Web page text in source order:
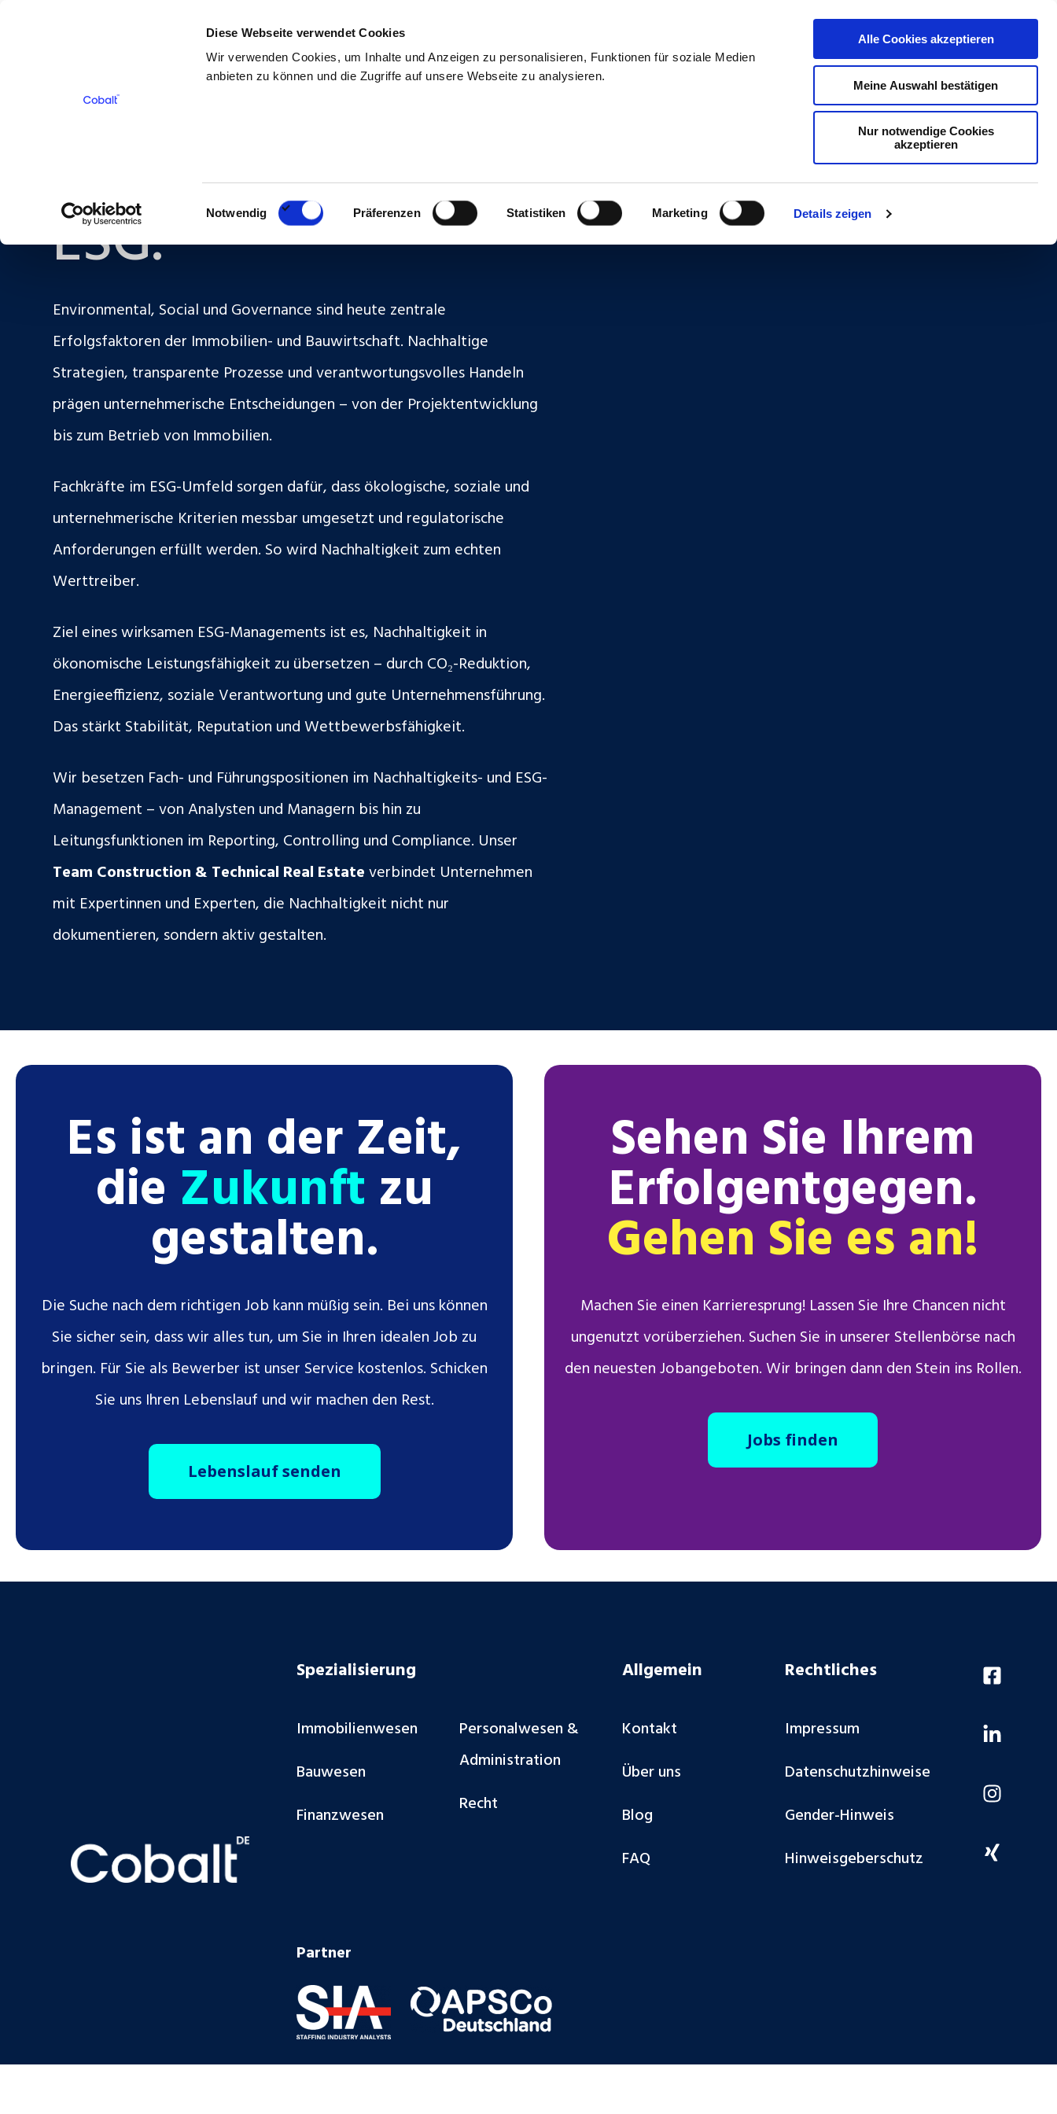
Diese Webseite verwendet Cookies
Wir verwenden Cookies, um Inhalte und Anzeigen zu personalisieren, Funktionen für soziale Medien
anbieten zu können und die Zugriffe auf unsere Webseite zu analysieren.
Einwilligungsauswahl
Notwendig Präferenzen Statistiken Marketing Details zeigen
Alle Cookies akzeptieren
Meine Auswahl bestätigen
Nur notwendige Cookies
akzeptieren
Für Bewerber Für Kunden Über uns Blog & Presse DE Initiativ bewerben
ESG.
Environmental, Social und Governance sind heute zentrale
Erfolgsfaktoren der Immobilien- und Bauwirtschaft. Nachhaltige
Strategien, transparente Prozesse und verantwortungsvolles Handeln
prägen unternehmerische Entscheidungen – von der Projektentwicklung
bis zum Betrieb von Immobilien.
Fachkräfte im ESG-Umfeld sorgen dafür, dass ökologische, soziale und
unternehmerische Kriterien messbar umgesetzt und regulatorische
Anforderungen erfüllt werden. So wird Nachhaltigkeit zum echten
Werttreiber.
Ziel eines wirksamen ESG-Managements ist es, Nachhaltigkeit in
ökonomische Leistungsfähigkeit zu übersetzen – durch CO₂-Reduktion,
Energieeffizienz, soziale Verantwortung und gute Unternehmensführung.
Das stärkt Stabilität, Reputation und Wettbewerbsfähigkeit.
Wir besetzen Fach- und Führungspositionen im Nachhaltigkeits- und ESG-
Management – von Analysten und Managern bis hin zu
Leitungsfunktionen im Reporting, Controlling und Compliance. Unser
Team Construction & Technical Real Estateverbindet Unternehmen
mit Expertinnen und Experten, die Nachhaltigkeit nicht nur
dokumentieren, sondern aktiv gestalten.
Es ist an der Zeit,
die Zukunft zu
gestalten.
Die Suche nach dem richtigen Job kann müßig sein. Bei uns können
Sie sicher sein, dass wir alles tun, um Sie in Ihren idealen Job zu
bringen. Für Sie als Bewerber ist unser Service kostenlos. Schicken
Sie uns Ihren Lebenslauf und wir machen den Rest.
Lebenslauf senden
Sehen Sie Ihrem
Erfolgentgegen.
Gehen Sie es an!
Machen Sie einen Karrieresprung! Lassen Sie Ihre Chancen nicht
ungenutzt vorüberziehen. Suchen Sie in unserer Stellenbörse nach
den neuesten Jobangeboten. Wir bringen dann den Stein ins Rollen.
Jobs finden
Spezialisierung
Immobilienwesen
Bauwesen
Finanzwesen
Personalwesen &
Administration
Recht
Allgemein
Kontakt
Über uns
Blog
FAQ
Rechtliches
Impressum
Datenschutzhinweise
Gender-Hinweis
Hinweisgeberschutz
Partner